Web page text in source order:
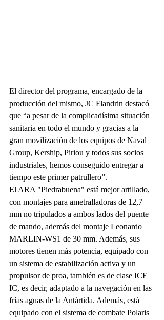
El director del programa, encargado de la
producción del mismo, JC Flandrin destacó
que “a pesar de la complicadísima situación
sanitaria en todo el mundo y gracias a la
gran movilización de los equipos de Naval
Group, Kership, Piriou y todos sus socios
industriales, hemos conseguido entregar a
tiempo este primer patrullero”.
El ARA "Piedrabuena" está mejor artillado,
con montajes para ametralladoras de 12,7
mm no tripulados a ambos lados del puente
de mando, además del montaje Leonardo
MARLIN-WS1 de 30 mm. Además, sus
motores tienen más potencia, equipado con
un sistema de estabilización activa y un
propulsor de proa, también es de clase ICE
IC, es decir, adaptado a la navegación en las
frías aguas de la Antártida. Además, está
equipado con el sistema de combate Polaris